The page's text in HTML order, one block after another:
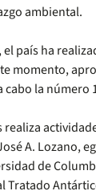
ambiental.
país ha
momento,
cabo la número
realiza
A. Lozano,
de
Tratado